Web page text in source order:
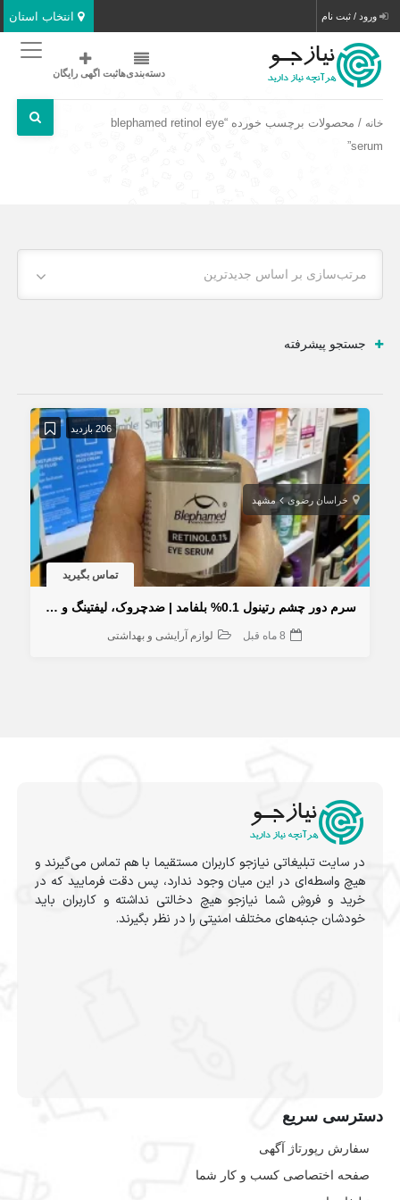
انتخاب استان ورود / ثبت نام
دسته‌بندی‌هاثبت اگهی رایگان
خانه
/ محصولات برچسب خورده “blephamed retinol eye
serum”
مرتب‌سازی بر اساس جدیدترین
جستجو پیشرفته
206 بازدید
خراسان رضوی مشهد
تماس بگیرید
سرم دور چشم رتینول 0.1% بلفامد | ضدچروک، لیفتینگ و جوانساز
8 ماه قبل لوازم آرایشی و بهداشتی
در سایت تبلیغاتی نیازجو کاربران مستقیما با هم تماس می‌گیرند و
هیچ واسطه‌ای در این میان وجود ندارد، پس دقت فرمایید که در
خرید و فروشِ شما نیازجو هیچ دخالتی نداشته و کاربران باید
خودشان جنبه‌های مختلف امنیتی را در نظر بگیرند.
دسترسی سریع
سفارش رپورتاژ آگهی
صفحه اختصاصی کسب و کار شما